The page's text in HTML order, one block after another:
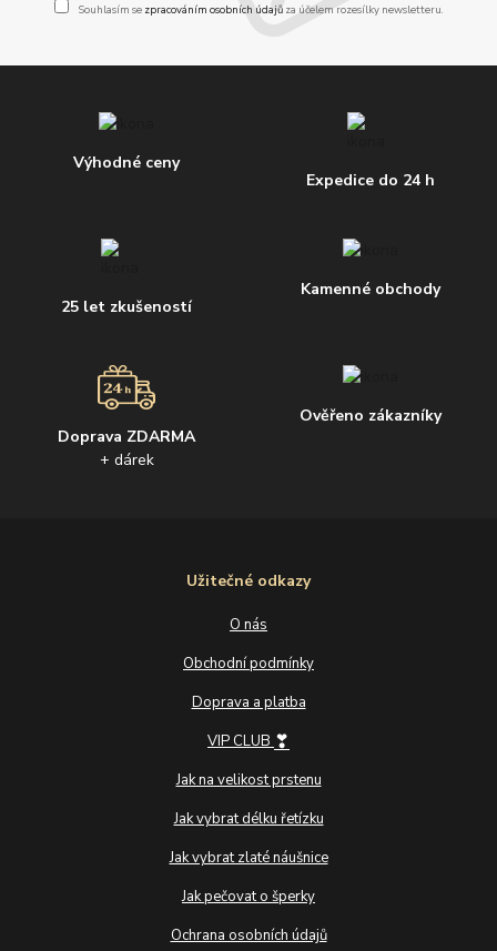
Souhlasím se zpracováním osobních údajůza účelem rozesílky newsletteru.
Výhodné ceny
Expedice do 24 h
25 let zkušeností
Kamenné obchody
Doprava ZDARMA
+ dárek
Ověřeno zákazníky
Užitečné odkazy
O nás
Obchodní podmínky
Doprava a platba
VIP CLUB ❣
Jak na velikost prstenu
Jak vybrat délku řetízku
Jak vybrat zlaté náušnice
Jak pečovat o šperky
Ochrana osobních údajů